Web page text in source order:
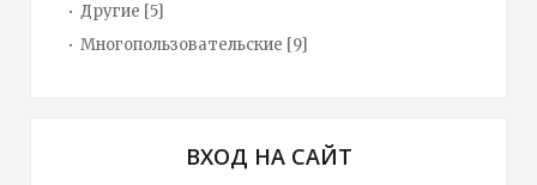
Другие [5]
Многопользовательские [9]
ВХОД НА САЙТ